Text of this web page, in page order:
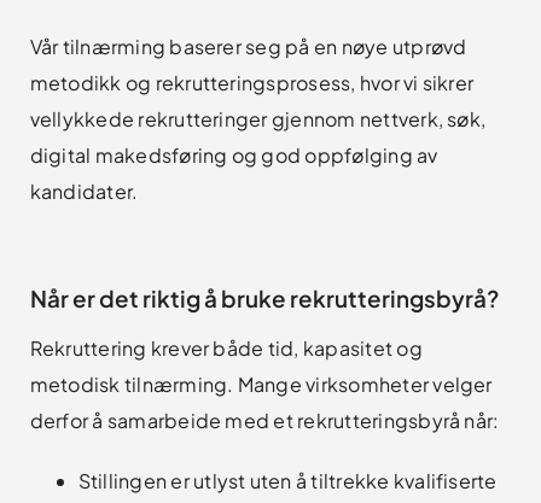
Vår tilnærming baserer seg på en nøye utprøvd
metodikk og rekrutteringsprosess, hvor vi sikrer
vellykkede rekrutteringer gjennom nettverk, søk,
digital makedsføring og god oppfølging av
kandidater.
Når er det riktig å bruke rekrutteringsbyrå?
Rekruttering krever både tid, kapasitet og
metodisk tilnærming. Mange virksomheter velger
derfor å samarbeide med et rekrutteringsbyrå når:
Stillingen er utlyst uten å tiltrekke kvalifiserte